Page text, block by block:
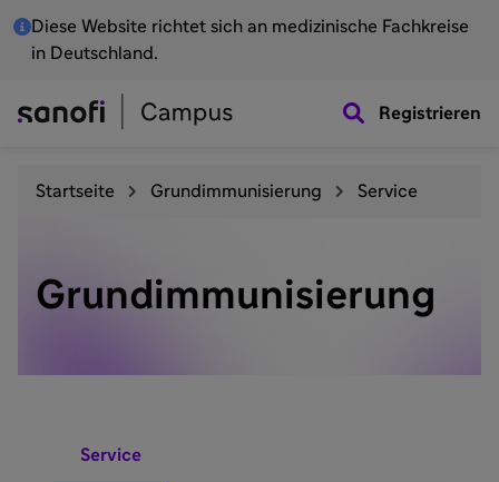
Diese Website richtet sich an medizinische Fachkreise
in Deutschland.
Registrieren
Startseite Grundimmunisierung Service
Grundimmunisierung
Service